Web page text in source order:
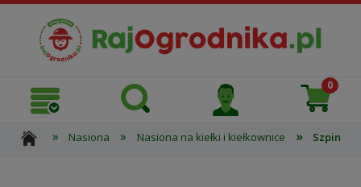
» Nasiona » Nasiona na kiełki i kiełkownice » Szpinak